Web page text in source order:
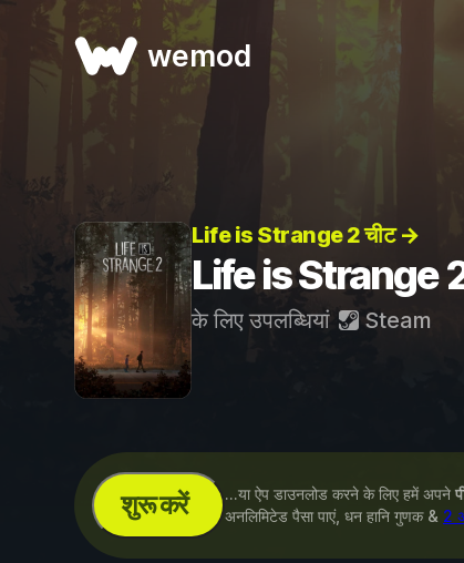
wemod
Life is Strange 2 चीट →
Life is Strange 2
के लिए उपलब्धियां Steam
शुरू करें ...या ऐप डाउनलोड करने के लिए हमें अपने
अनलिमिटेड पैसा पाएं, धन हानि गुणक & 2